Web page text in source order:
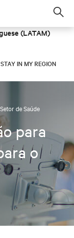
(LATAM)
STAY IN MY REGION
de Saúde
para
o